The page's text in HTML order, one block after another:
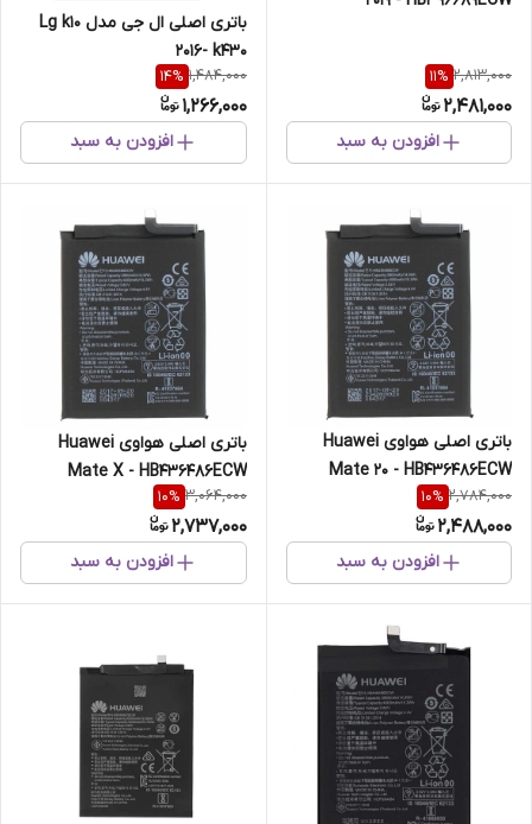
2,813,000
11%
2,481,000
افزودن به سبد
باتری اصلی ال جی مدل Lg k10
2016- k430
1,484,000
14%
1,266,000
افزودن به سبد
باتری اصلی هواوی Huawei
Mate 20 - HB436486ECW
2,784,000
10%
2,488,000
افزودن به سبد
باتری اصلی هواوی Huawei
Mate X - HB436486ECW
3,064,000
10%
2,737,000
افزودن به سبد